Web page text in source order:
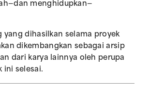
menghidupkan—
yang dihasilkan selama proyek
dikembangkan sebagai arsip
dari karya lainnya oleh perupa
ini selesai.